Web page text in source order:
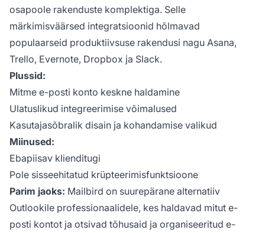
osapoole rakenduste komplektiga. Selle
märkimisväärsed integratsioonid hõlmavad
populaarseid produktiivsuse rakendusi nagu Asana,
Trello, Evernote, Dropbox ja Slack.
Plussid:
Mitme e-posti konto keskne haldamine
Ulatuslikud integreerimise võimalused
Kasutajasõbralik disain ja kohandamise valikud
Miinused:
Ebapiisav klienditugi
Pole sisseehitatud krüpteerimisfunktsioone
Parim jaoks: Mailbird on suurepärane alternatiiv
Outlookile professionaalidele, kes haldavad mitut e-
posti kontot ja otsivad tõhusaid ja organiseeritud e-